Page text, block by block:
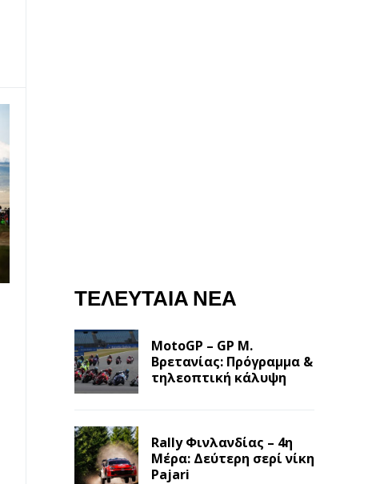
ΤΕΛΕΥΤΑΊΑ ΝΈΑ
MotoGP – GP Μ.
Βρετανίας: Πρόγραμμα &
τηλεοπτική κάλυψη
Rally Φινλανδίας – 4η
Μέρα: Δεύτερη σερί νίκη
Pajari